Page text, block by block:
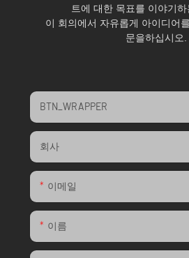
트에 대한 목표를 이야기하
이 회의에서 자유롭게 아이디어
문을하십시오.
BTN_WRAPPER
회사
이메일
이름